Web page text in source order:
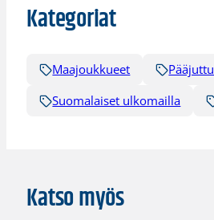
Kategoriat
Maajoukkueet
Pääjuttu
Suomalaiset ulkomailla
Katso myös